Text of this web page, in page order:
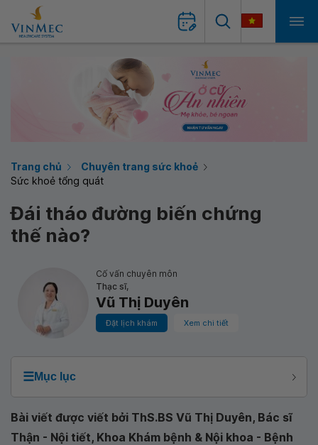
Trang chủ
Chuyên trang sức khoẻ
Sức khoẻ tổng quát
Đái tháo đường biến chứng
thế nào?
Cố vấn chuyên môn
Thạc sĩ,
Vũ Thị Duyên
Đặt lịch khám Xem chi tiết
☰Mục lục
Bài viết được viết bởi ThS.BS Vũ Thị Duyên, Bác sĩ
Thận - Nội tiết, Khoa Khám bệnh & Nội khoa - Bệnh